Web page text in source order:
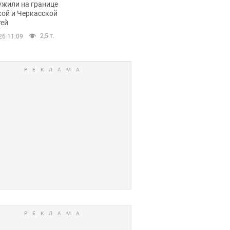
на границе
и Черкасской
11:09 2,5 т.